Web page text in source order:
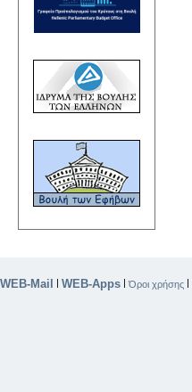
WEB-Mail WEB-Apps |Όροι χρήσης